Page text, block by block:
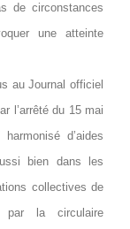
de circonstances
une atteinte
au Journal officiel
l’arrêté du 15 mai
d’aides
bien dans les
collectives de
par la circulaire